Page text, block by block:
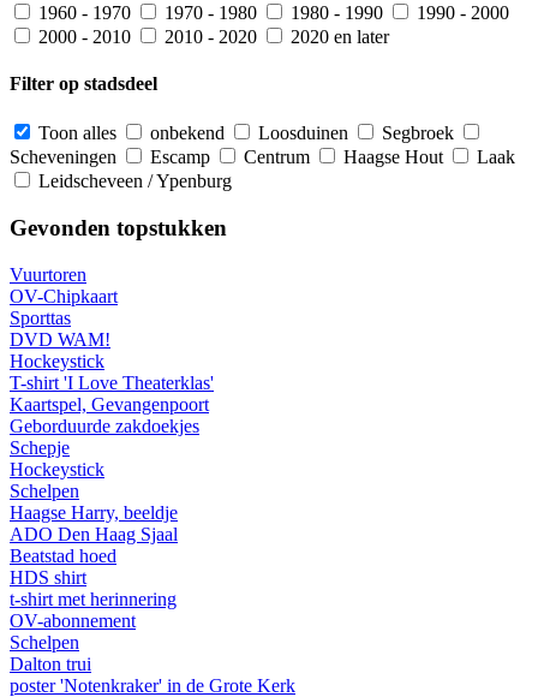
1960 - 1970
1970 - 1980 1980 - 1990
1990 - 2000
2000 - 2010
2010 - 2020 2020 en later
Filter op stadsdeel
Toon alles onbekend Loosduinen
Segbroek
Scheveningen
Escamp Centrum Haagse Hout
Laak
Leidscheveen / Ypenburg
Gevonden topstukken
Vuurtoren
OV-Chipkaart
Sporttas
DVD WAM!
Hockeystick
T-shirt 'I Love Theaterklas'
Kaartspel, Gevangenpoort
Geborduurde zakdoekjes
Schepje
Hockeystick
Schelpen
Haagse Harry, beeldje
ADO Den Haag Sjaal
Beatstad hoed
HDS shirt
t-shirt met herinnering
OV-abonnement
Schelpen
Dalton trui
poster 'Notenkraker' in de Grote Kerk